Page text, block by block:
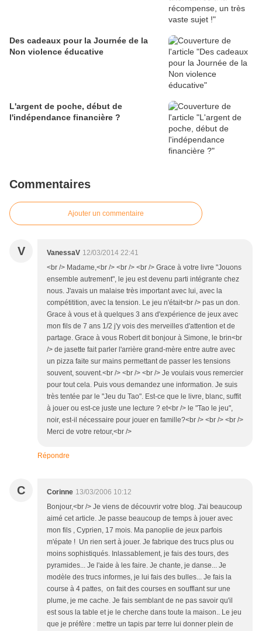
Des cadeaux pour la Journée de la
Non violence éducative
L'argent de poche, début de
l'indépendance financière ?
Commentaires
Ajouter un commentaire
V VanessaV 12/03/2014 22:41
<br /> Madame,<br /> <br /> <br /> Grace à votre livre "Jouons
ensemble autrement", le jeu est devenu parti intégrante chez
nous. J'avais un malaise très important avec lui, avec la
compétitition, avec la tension. Le jeu n'était<br /> pas un don.
Grace à vous et à quelques 3 ans d'expérience de jeux avec
mon fils de 7 ans 1/2 j'y vois des merveilles d'attention et de
partage. Grace à vous Robert dit bonjour à Simone, le brin<br
/> de jasette fait parler l'arrière grand-mère entre autre avec
un pizza faite sur mains permettant de passer les tensions
souvent, souvent.<br /> <br /> <br /> Je voulais vous remercier
pour tout cela. Puis vous demandez une information. Je suis
très tentée par le "Jeu du Tao". Est-ce que le livre, blanc, suffit
à jouer ou est-ce juste une lecture ? et<br /> le "Tao le jeu",
noir, est-il nécessaire pour jouer en famille?<br /> <br /> <br />
Merci de votre retour,<br />
Répondre
C Corinne 13/03/2006 10:12
Bonjour,<br /> Je viens de découvrir votre blog. J'ai beaucoup
aimé cet article. Je passe beaucoup de temps à jouer avec
mon fils , Cyprien, 17 mois. Ma panoplie de jeux parfois
m'épate ! Un rien sert à jouer. Je fabrique des trucs plus ou
moins sophistiqués. Inlassablement, je fais des tours, des
pyramides... Je l'aide à les faire. Je chante, je danse... Je
modèle des trucs informes, je lui fais des bulles... Je fais la
course à 4 pattes, on fait des courses en soufflant sur une
plume, je me cache. Je fais semblant de ne pas savoir qu'il
est sous la table et je le cherche dans toute la maison.. Le jeu
que je préfère : mettre un tapis par terre lui donner plein de